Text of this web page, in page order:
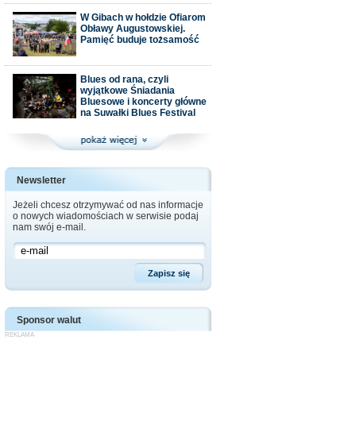
W Gibach w hołdzie Ofiarom
Obławy Augustowskiej.
Pamięć buduje tożsamość
Blues od rana, czyli
wyjątkowe Śniadania
Bluesowe i koncerty główne
na Suwałki Blues Festival
Newsletter
Jeżeli chcesz otrzymywać od nas informacje
o nowych wiadomościach w serwisie podaj
nam swój e-mail.
Sponsor walut